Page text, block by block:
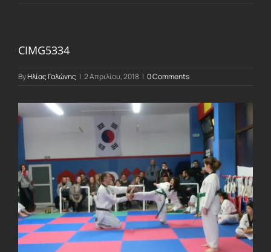
CIMG5334
ByΗλίας Γαλώνης | 2 Απριλίου, 2018 | 0 Comments